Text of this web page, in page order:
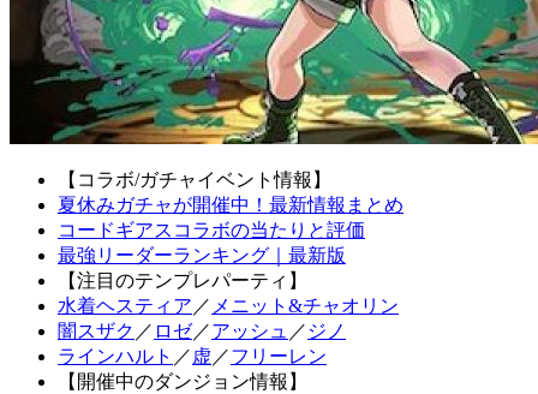
【コラボ/ガチャイベント情報】
夏休みガチャが開催中！最新情報まとめ
コードギアスコラボの当たりと評価
最強リーダーランキング｜最新版
【注目のテンプレパーティ】
水着ヘスティア ／ メニット&チャオリン
闇スザク ／ ロゼ／アッシュ ／ ジノ
ラインハルト ／ 虚 ／フリーレン
【開催中のダンジョン情報】